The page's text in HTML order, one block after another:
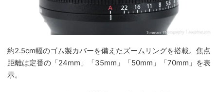
約2.5cm幅のゴム製カバーを備えたズームリングを搭載。焦点
距離は定番の「24mm」「35mm」「50mm」「70mm」を表
示。